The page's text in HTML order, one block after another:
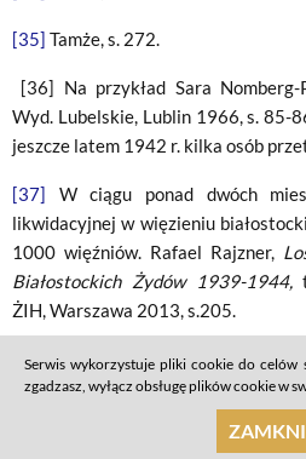
[35] Tamże, s. 272.
[36] Na przykład Sara Nomberg-
Wyd. Lubelskie, Lublin 1966, s. 85-
jeszcze latem 1942 r. kilka osób
[37] W ciągu ponad dwóch
likwidacyjnej w więzieniu
1000 więźniów. Rafael Rajzner,
Białostockich Żydów 1939-1944,
ŻIH, Warszawa 2013, s.205.
[38]Relacje spisane przez Sz.
Żydowskiej Komisji Historycznej w
45, notatnik, archiwum domowe.
Serwis wykorzystuje pliki cookie do celów
zgadzasz, wyłącz obsługę plików cookie w